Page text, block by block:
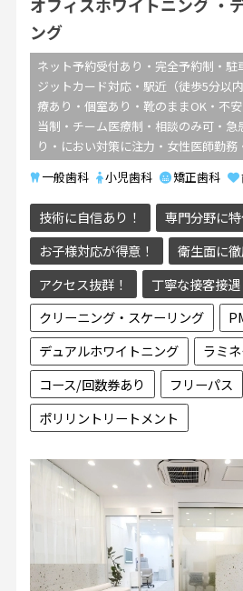
ング
ネット予約受付あり・完全予約制・
ジットカード対応・駅近（徒歩5分以
療あり・個室あり・靴のままOK・不
当制・チーム医療制・相談のみ可・急
り・におい対策に注力・女性医師勤
一般歯科
小児歯科 矯正歯科
技術に自信あり！
専門分野に特
お子様対応が得意！
衛生面に徹
アクセス抜群！
丁寧な接客接遇
クリーニング・スケーリング
デュアルホワイトニング
ラミ
コース/回数券あり
フリーパス
ポリリントリートメント